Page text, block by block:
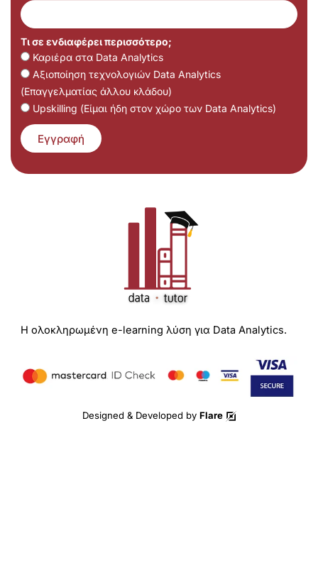
Τι σε ενδιαφέρει περισσότερο;
Καριέρα στα Data Analytics
Αξιοποίηση τεχνολογιών Data Analytics
(Επαγγελματίας άλλου κλάδου)
Upskilling (Είμαι ήδη στον χώρο των Data Analytics)
Εγγραφή
Η ολοκληρωμένη e-learning λύση για Data Analytics.
Designed & Developed by Flare